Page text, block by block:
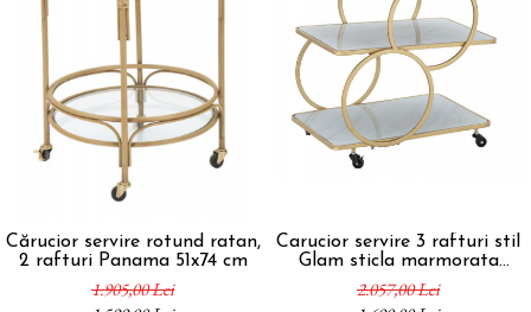
Cărucior servire rotund ratan,
2 rafturi Panama 51x74 cm
1.905,00 Lei
Carucior servire 3 rafturi stil
Glam sticla marmorata
64x46x79 cm
2.057,00 Lei